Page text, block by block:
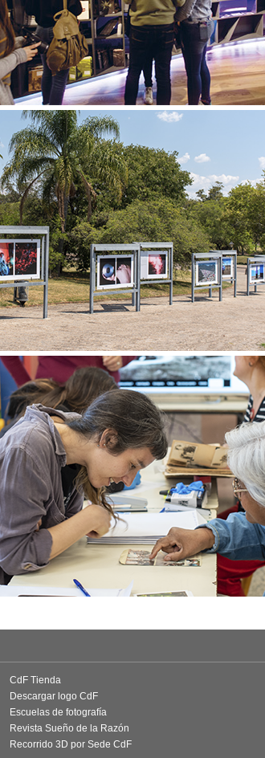
CdF Tienda
Descargar logo CdF
Escuelas de fotografía
Revista Sueño de la Razón
Recorrido 3D por Sede CdF